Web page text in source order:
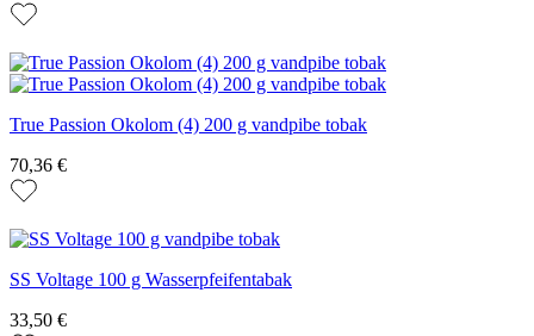
True Passion Okolom (4) 200 g vandpibe tobak
70,36 €
SS Voltage 100 g Wasserpfeifentabak
33,50 €